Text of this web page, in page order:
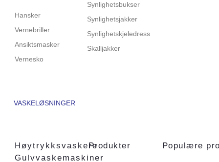
Hansker
Vernebriller
Ansiktsmasker
Vernesko
Synlighetsbukser
Synlighetsjakker
Synlighetskjeledress
Skalljakker
VASKELØSNINGER
Høytrykksvaskere
Gulvvaskemaskiner
Produkter Populære